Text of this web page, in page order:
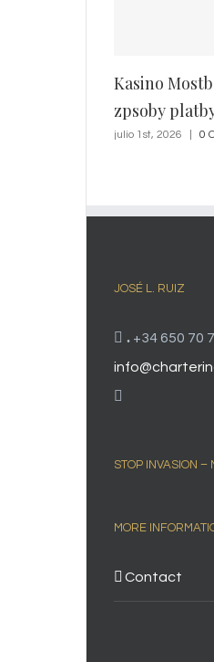
best name
junio 25th, 2026 |
.+34 650 70
Contact